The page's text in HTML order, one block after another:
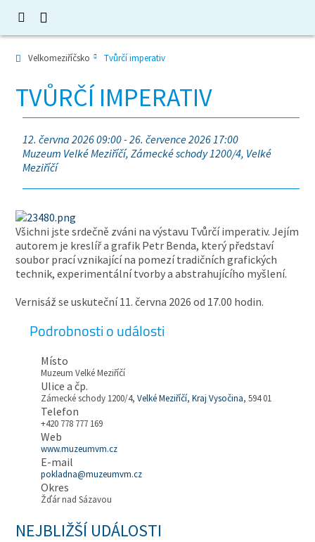
Velkomeziříčsko Tvůrčí imperativ
TVŮRČÍ IMPERATIV
12. června 2026 09:00 - 26. července 2026 17:00
Muzeum Velké Meziříčí, Zámecké schody 1200/4, Velké
Meziříčí
Všichni jste srdečně zváni na výstavu Tvůrčí imperativ. Jejím
autorem je kreslíř a grafik Petr Benda, který představí
soubor prací vznikající na pomezí tradičních grafických
technik, experimentální tvorby a abstrahujícího myšlení.
Vernisáž se uskuteční 11. června 2026 od 17.00 hodin.
Podrobnosti o události
Místo
Muzeum Velké Meziříčí
Ulice a čp.
Zámecké schody 1200/4,Velké Meziříčí,Kraj Vysočina, 594 01
Telefon
+420 778 777 169
Web
www.muzeumvm.cz
E-mail
pokladna@muzeumvm.cz
Okres
Žďár nad Sázavou
NEJBLIŽŠÍ UDÁLOSTI